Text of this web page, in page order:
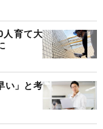
人育て大
い」と考